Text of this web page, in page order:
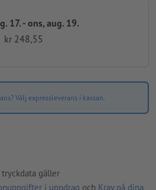
17. - ons, aug. 19.
kr 248,55
Välj expressleverans i kassan.
gäller
i uppdrag och Krav på dina